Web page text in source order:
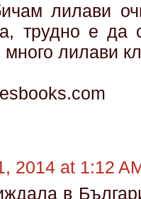
лилави
трудно е да
много лилави
2014 at 1:12
в